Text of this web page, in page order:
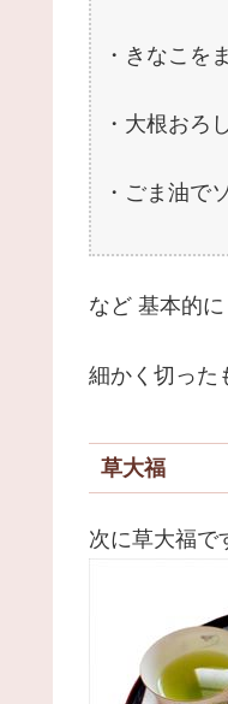
・きなこを
・大根おろ
・ごま油で
など 基本的に
細かく切った
草大福
次に草大福で